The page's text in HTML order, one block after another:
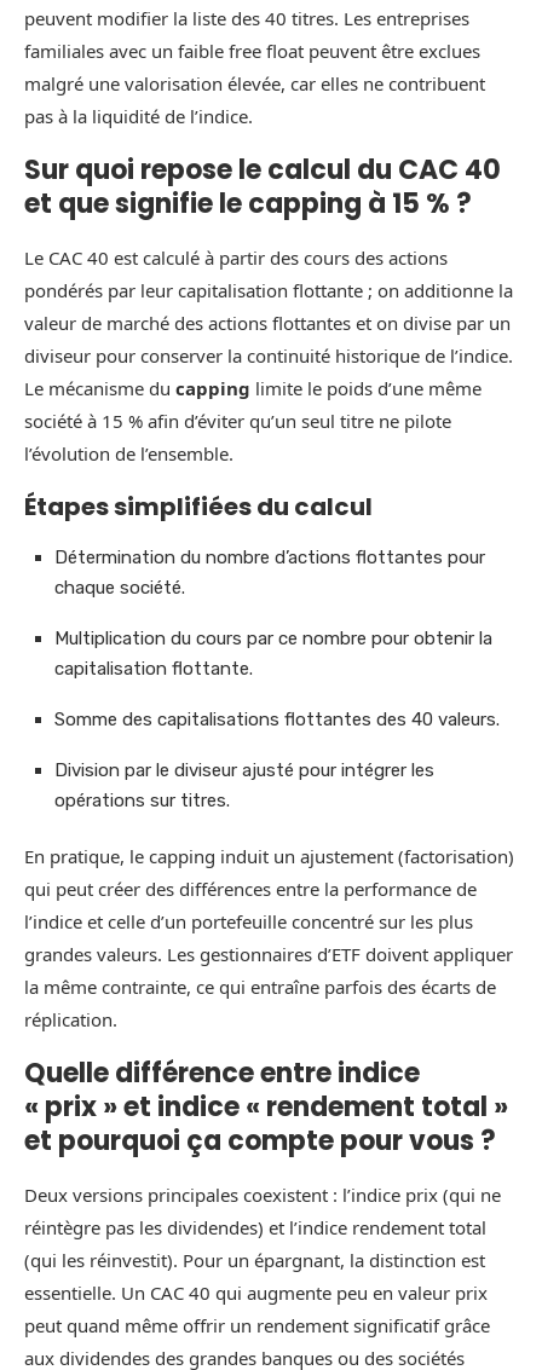
peuvent modifier la liste des 40 titres. Les entreprises
familiales avec un faible free float peuvent être exclues
malgré une valorisation élevée, car elles ne contribuent
pas à la liquidité de l’indice.
Sur quoi repose le calcul du CAC 40
et que signifie le capping à 15 % ?
Le CAC 40 est calculé à partir des cours des actions
pondérés par leur capitalisation flottante ; on additionne la
valeur de marché des actions flottantes et on divise par un
diviseur pour conserver la continuité historique de l’indice.
Le mécanisme du capping limite le poids d’une même
société à 15 % afin d’éviter qu’un seul titre ne pilote
l’évolution de l’ensemble.
Étapes simplifiées du calcul
Détermination du nombre d’actions flottantes pour
chaque société.
Multiplication du cours par ce nombre pour obtenir la
capitalisation flottante.
Somme des capitalisations flottantes des 40 valeurs.
Division par le diviseur ajusté pour intégrer les
opérations sur titres.
En pratique, le capping induit un ajustement (factorisation)
qui peut créer des différences entre la performance de
l’indice et celle d’un portefeuille concentré sur les plus
grandes valeurs. Les gestionnaires d’ETF doivent appliquer
la même contrainte, ce qui entraîne parfois des écarts de
réplication.
Quelle différence entre indice
« prix » et indice « rendement total »
et pourquoi ça compte pour vous ?
Deux versions principales coexistent : l’indice prix (qui ne
réintègre pas les dividendes) et l’indice rendement total
(qui les réinvestit). Pour un épargnant, la distinction est
essentielle. Un CAC 40 qui augmente peu en valeur prix
peut quand même offrir un rendement significatif grâce
aux dividendes des grandes banques ou des sociétés